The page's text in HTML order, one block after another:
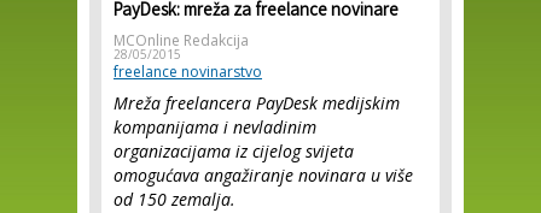
PayDesk: mreža za freelance novinare
MCOnline Redakcija
28/05/2015
freelance novinarstvo
Mreža freelancera PayDesk medijskim
kompanijama i nevladinim
organizacijama iz cijelog svijeta
omogućava angažiranje novinara u više
od 150 zemalja.